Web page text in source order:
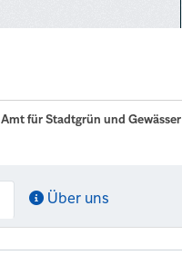
Amt für Stadtgrün und Gewässer
Über uns